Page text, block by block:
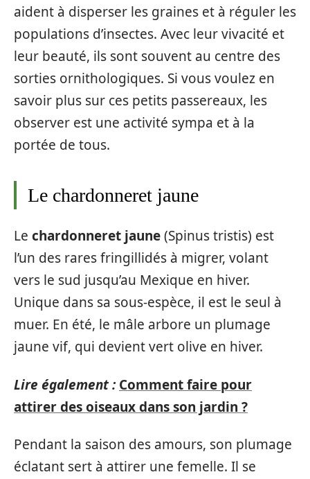
aident à disperser les graines et à réguler les
populations d’insectes. Avec leur vivacité et
leur beauté, ils sont souvent au centre des
sorties ornithologiques. Si vous voulez en
savoir plus sur ces petits passereaux, les
observer est une activité sympa et à la
portée de tous.
Le chardonneret jaune
Le chardonneret jaune(Spinus tristis) est
l’un des rares fringillidés à migrer, volant
vers le sud jusqu’au Mexique en hiver.
Unique dans sa sous-espèce, il est le seul à
muer. En été, le mâle arbore un plumage
jaune vif, qui devient vert olive en hiver.
Lire également : Comment faire pour
attirer des oiseaux dans son jardin ?
Pendant la saison des amours, son plumage
éclatant sert à attirer une femelle. Il se